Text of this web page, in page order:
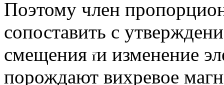
Поэтому член
сопоставить с
смещения и изменение
порождают вихревое